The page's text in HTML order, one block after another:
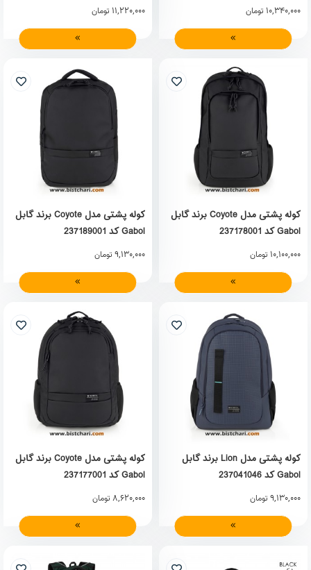
10,340,000 تومان 11,220,000 تومان
کوله پشتی مدل Coyote برند گابل
Gabol کد 237178001
10,100,000 تومان
کوله پشتی مدل Coyote برند گابل
Gabol کد 237189001
9,130,000 تومان
کوله پشتی مدل Lion برند گابل
Gabol کد 237041046
9,130,000 تومان
کوله پشتی مدل Coyote برند گابل
Gabol کد 237177001
8,620,000 تومان